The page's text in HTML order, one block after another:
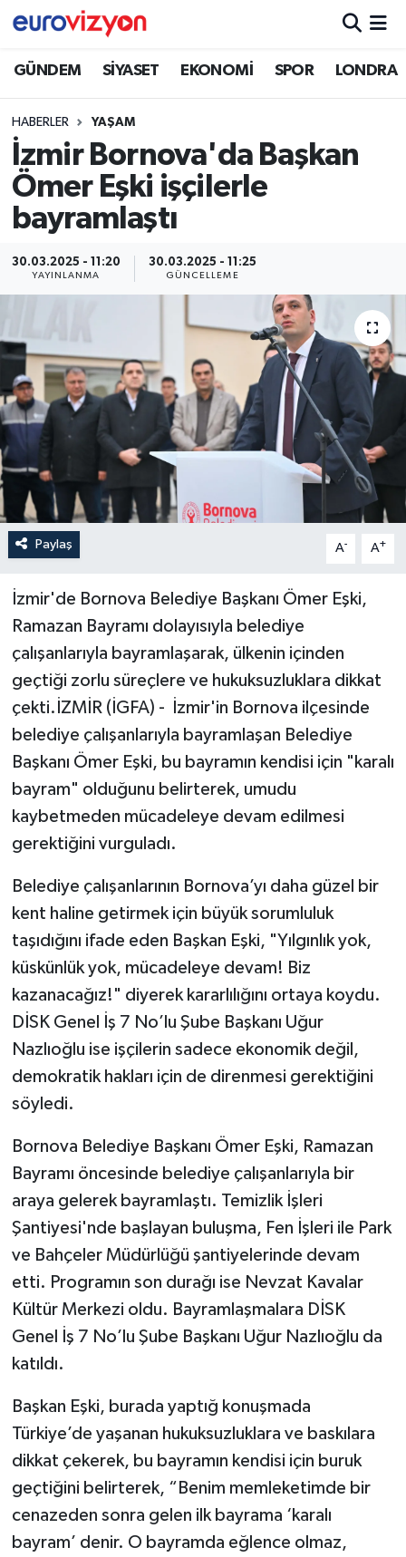
GÜNDEM SİYASET EKONOMİ SPOR LONDRA
HABERLER YAŞAM
İzmir Bornova'da Başkan
Ömer Eşki işçilerle
bayramlaştı
30.03.2025 - 11:20
YAYINLANMA
30.03.2025 - 11:25
GÜNCELLEME
Paylaş A- A+
İzmir'de Bornova Belediye Başkanı Ömer Eşki,
Ramazan Bayramı dolayısıyla belediye
çalışanlarıyla bayramlaşarak, ülkenin içinden
geçtiği zorlu süreçlere ve hukuksuzluklara dikkat
çekti.İZMİR (İGFA) - İzmir'in Bornova ilçesinde
belediye çalışanlarıyla bayramlaşan Belediye
Başkanı Ömer Eşki, bu bayramın kendisi için "karalı
bayram" olduğunu belirterek, umudu
kaybetmeden mücadeleye devam edilmesi
gerektiğini vurguladı.
Belediye çalışanlarının Bornova’yı daha güzel bir
kent haline getirmek için büyük sorumluluk
taşıdığını ifade eden Başkan Eşki, "Yılgınlık yok,
küskünlük yok, mücadeleye devam! Biz
kazanacağız!" diyerek kararlılığını ortaya koydu.
DİSK Genel İş 7 No’lu Şube Başkanı Uğur
Nazlıoğlu ise işçilerin sadece ekonomik değil,
demokratik hakları için de direnmesi gerektiğini
söyledi.
Bornova Belediye Başkanı Ömer Eşki, Ramazan
Bayramı öncesinde belediye çalışanlarıyla bir
araya gelerek bayramlaştı. Temizlik İşleri
Şantiyesi'nde başlayan buluşma, Fen İşleri ile Park
ve Bahçeler Müdürlüğü şantiyelerinde devam
etti. Programın son durağı ise Nevzat Kavalar
Kültür Merkezi oldu. Bayramlaşmalara DİSK
Genel İş 7 No’lu Şube Başkanı Uğur Nazlıoğlu da
katıldı.
Başkan Eşki, burada yaptığ konuşmada
Türkiye’de yaşanan hukuksuzluklara ve baskılara
dikkat çekerek, bu bayramın kendisi için buruk
geçtiğini belirterek, “Benim memleketimde bir
cenazeden sonra gelen ilk bayrama ‘karalı
bayram’ denir. O bayramda eğlence olmaz,